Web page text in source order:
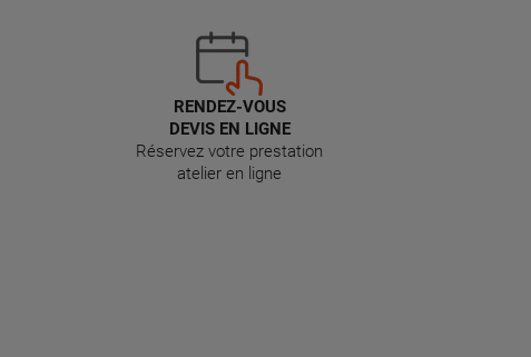
RENDEZ-VOUS
DEVIS EN LIGNE
Réservez votre prestation
atelier en ligne